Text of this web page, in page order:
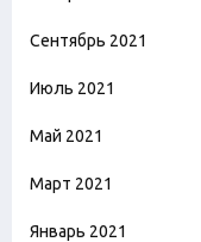
Сентябрь 2021
Июль 2021
Май 2021
Март 2021
Январь 2021